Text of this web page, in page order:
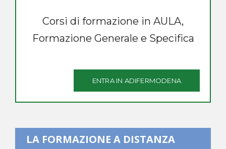
Corsi di formazione in AULA,
Formazione Generale e Specifica
ENTRA IN ADIFERMODENA
LA FORMAZIONE A DISTANZA